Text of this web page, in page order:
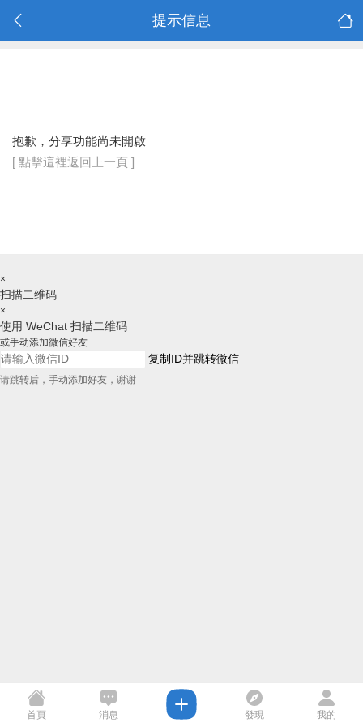
提示信息
抱歉，分享功能尚未開啟
[ 點擊這裡返回上一頁 ]
×
扫描二维码
×
使用 WeChat 扫描二维码
或手动添加微信好友
复制ID并跳转微信
请跳转后，手动添加好友，谢谢
首頁 消息 發現 我的